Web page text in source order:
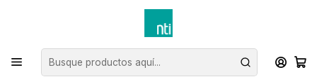
Pistola Graco FlexPlus